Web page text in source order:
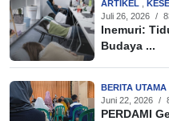
ARTIKEL ,
Juli 26, 2026 /
Inemuri:
Budaya ...
BERITA UTAMA
Juni 22, 2026 /
PERDAMI